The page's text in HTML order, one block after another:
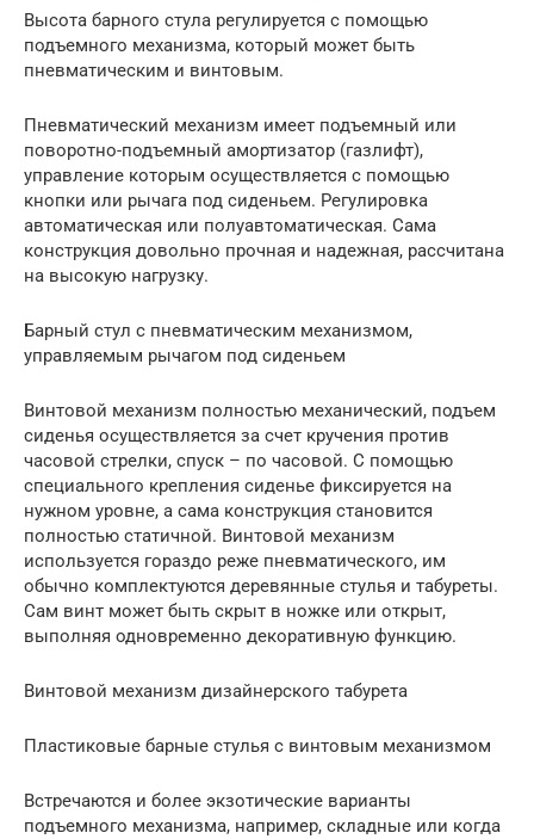
Высота барного стула регулируется с помощью
подъемного механизма, который может быть
пневматическим и винтовым.
Пневматический механизм имеет подъемный или
поворотно-подъемный амортизатор (газлифт),
управление которым осуществляется с помощью
кнопки или рычага под сиденьем. Регулировка
автоматическая или полуавтоматическая. Сама
конструкция довольно прочная и надежная, рассчитана
на высокую нагрузку.
Барный стул с пневматическим механизмом,
управляемым рычагом под сиденьем
Винтовой механизм полностью механический, подъем
сиденья осуществляется за счет кручения против
часовой стрелки, спуск – по часовой. С помощью
специального крепления сиденье фиксируется на
нужном уровне, а сама конструкция становится
полностью статичной. Винтовой механизм
используется гораздо реже пневматического, им
обычно комплектуются деревянные стулья и табуреты.
Сам винт может быть скрыт в ножке или открыт,
выполняя одновременно декоративную функцию.
Винтовой механизм дизайнерского табурета
Пластиковые барные стулья с винтовым механизмом
Встречаются и более экзотические варианты
подъемного механизма, например, складные или когда